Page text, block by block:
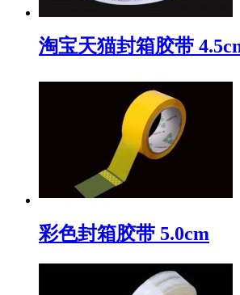
淘宝天猫封箱胶带
彩色封箱胶带 5.0cm